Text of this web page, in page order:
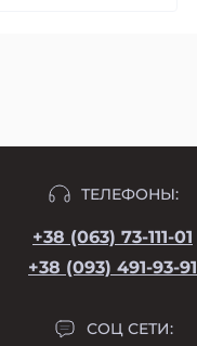
ТЕЛЕФОНЫ:
+38 (063) 73-111-01
+38 (093) 491-93-91
СОЦ СЕТИ: